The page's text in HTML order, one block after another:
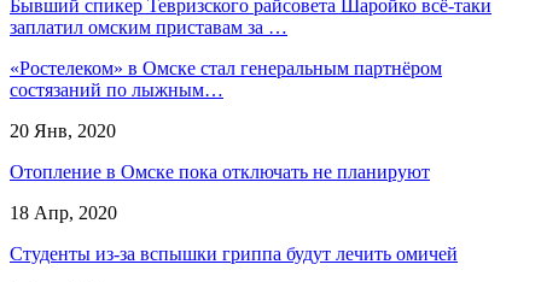
Бывший спикер Тевризского райсовета Шаройко всё-таки
заплатил омским приставам за …
«Ростелеком» в Омске стал генеральным партнёром
состязаний по лыжным…
20 Янв, 2020
Отопление в Омске пока отключать не планируют
18 Апр, 2020
Студенты из-за вспышки гриппа будут лечить омичей